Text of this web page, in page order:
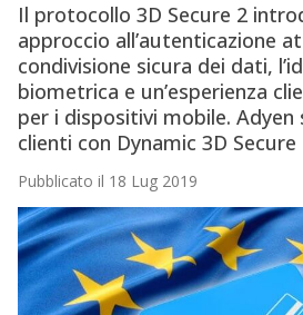
Il protocollo 3D Secure 2
approccio all’autenticazione
condivisione sicura dei dati,
biometrica e un’esperienza
per i dispositivi mobile.
clienti con Dynamic 3D Secure
Pubblicato il 18 Lug 2019